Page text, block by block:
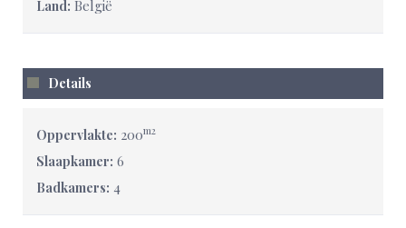
Land: België
Details
Oppervlakte: 200m2
Slaapkamer: 6
Badkamers: 4